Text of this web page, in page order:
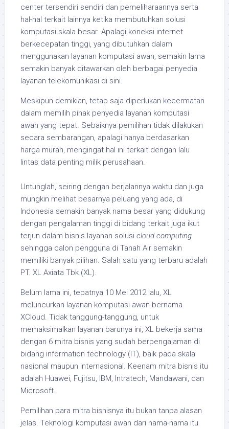
center tersendiri sendiri dan pemeliharaannya serta
hal-hal terkait lainnya ketika membutuhkan solusi
komputasi skala besar. Apalagi koneksi internet
berkecepatan tinggi, yang dibutuhkan dalam
menggunakan layanan komputasi awan, semakin lama
semakin banyak ditawarkan oleh berbagai penyedia
layanan telekomunikasi di sini.
Meskipun demikian, tetap saja diperlukan kecermatan
dalam memilih pihak penyedia layanan komputasi
awan yang tepat. Sebaiknya pemilihan tidak dilakukan
secara sembarangan, apalagi hanya berdasarkan
harga murah, mengingat hal ini terkait dengan lalu
lintas data penting milik perusahaan.
Untunglah, seiring dengan berjalannya waktu dan juga
mungkin melihat besarnya peluang yang ada, di
Indonesia semakin banyak nama besar yang didukung
dengan pengalaman tinggi di bidang terkait juga ikut
terjun dalam bisnis layanan solusi cloud computing
sehingga calon pengguna di Tanah Air semakin
memiliki banyak pilihan. Salah satu yang terbaru adalah
PT. XL Axiata Tbk (XL).
Belum lama ini, tepatnya 10 Mei 2012 lalu, XL
meluncurkan layanan komputasi awan bernama
XCloud. Tidak tanggung-tanggung, untuk
memaksimalkan layanan barunya ini, XL bekerja sama
dengan 6 mitra bisnis yang sudah berpengalaman di
bidang information technology (IT), baik pada skala
nasional maupun internasional. Keenam mitra bisnis itu
adalah Huawei, Fujitsu, IBM, Intratech, Mandawani, dan
Microsoft.
Pemilihan para mitra bisnisnya itu bukan tanpa alasan
jelas. Teknologi komputasi awan dari nama-nama itu